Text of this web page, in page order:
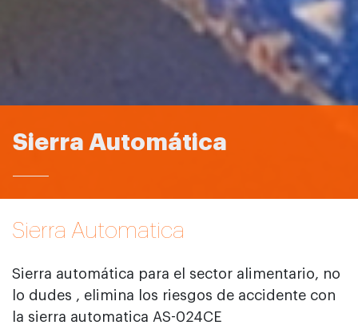
Sierra Automática
Sierra Automatica
Sierra automática para el sector alimentario, no
lo dudes , elimina los riesgos de accidente con
la sierra automatica AS-024CE